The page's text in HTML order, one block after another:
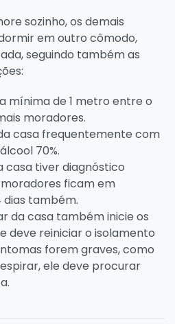
sozinho, os demais
em outro cômodo,
seguindo também as
mínima de 1 metro entre o
moradores.
casa frequentemente com
70%.
casa tiver diagnóstico
ficam em
dias também.
da casa também inicie os
deve reiniciar o isolamento
forem graves, como
ele deve procurar